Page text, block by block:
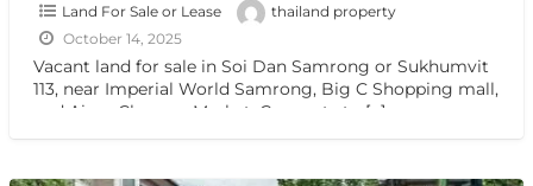
Land For Sale or Lease
thailand property
October 14, 2025
Vacant land for sale in Soi Dan Samrong or Sukhumvit
113, near Imperial World Samrong, Big C Shopping mall,
and Aiam Charoen Market. Connects to […]